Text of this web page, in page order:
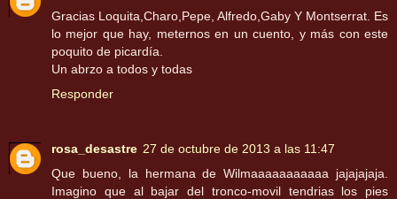
Gracias Loquita,Charo,Pepe, Alfredo,Gaby Y Montserrat. Es
lo mejor que hay, meternos en un cuento, y más con este
poquito de picardía.
Un abrzo a todos y todas
Responder
rosa_desastre 27 de octubre de 2013 a las 11:47
Que bueno, la hermana de Wilmaaaaaaaaaaa jajajajaja.
Imagino que al bajar del tronco-movil tendrias los pies